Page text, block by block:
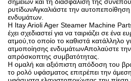
ρυτίδωνΑγκαλιάστε την
ενδυμάτων.
Η Itay Arioli Ager Steamer Machine
έχει σχεδιαστεί για να ταιριάζει σε
ατμού,το οποίο το καθιστά κατάλληλο
ατμοποίησης ενδυμάτωνΑπολαύστε την
απρόσκοπτης συμβατότητας.
Η ομαλή και αξιόπιστη απόδοση του
το ρολό υφάσματος επιτρέπει την